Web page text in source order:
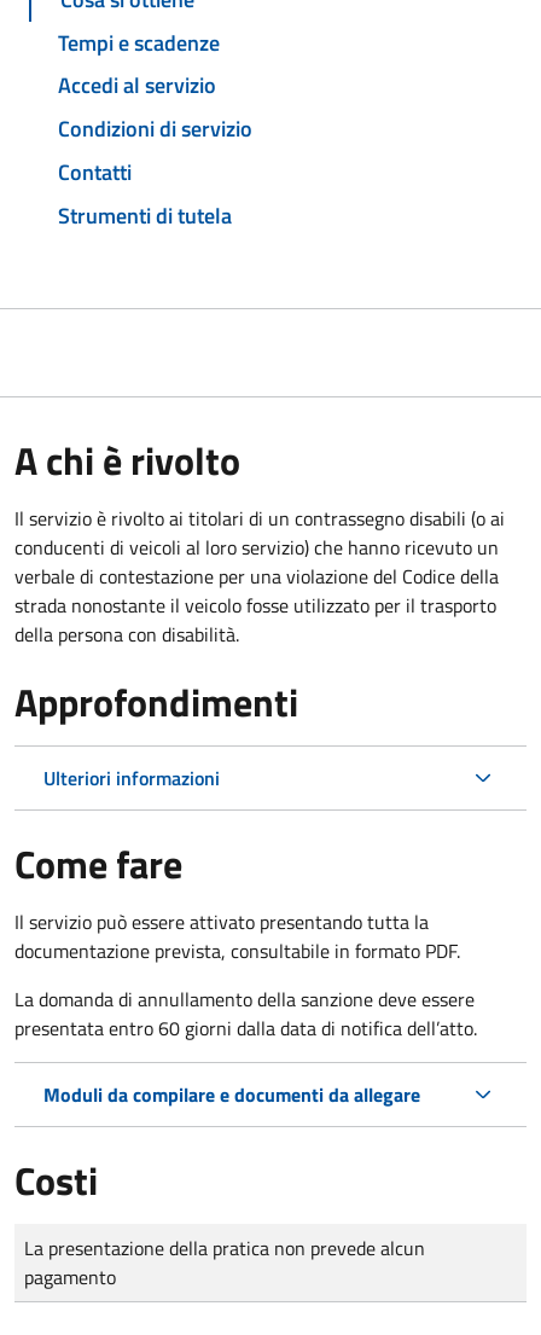
Tempi e scadenze
Accedi al servizio
Condizioni di servizio
Contatti
Strumenti di tutela
A chi è rivolto
Il servizio è rivolto ai titolari di un contrassegno disabili (o ai
conducenti di veicoli al loro servizio) che hanno ricevuto un
verbale di contestazione per una violazione del Codice della
strada nonostante il veicolo fosse utilizzato per il trasporto
della persona con disabilità.
Approfondimenti
Ulteriori informazioni
Come fare
Il servizio può essere attivato presentando tutta la
documentazione prevista, consultabile in formato PDF.
La domanda di annullamento della sanzione deve essere
presentata entro 60 giorni dalla data di notifica dell’atto.
Moduli da compilare e documenti da allegare
Costi
Tipo di pagamento
Importo
La presentazione della pratica non prevede alcun
pagamento